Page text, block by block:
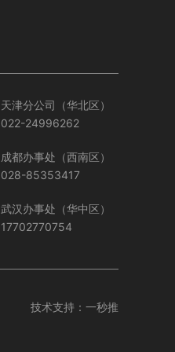
天津分公司（华北区）
022-24996262
成都办事处（西南区）
028-85353417
武汉办事处（华中区）
17702770754
技术支持： 一秒推